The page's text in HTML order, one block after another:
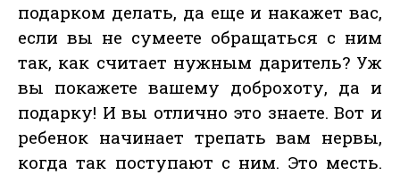
подарком делать, да еще и накажет вас,
если вы не сумеете обращаться с ним
так, как считает нужным даритель? Уж
вы покажете вашему доброхоту, да и
подарку! И вы отлично это знаете. Вот и
ребенок начинает трепать вам нервы,
когда так поступают с ним. Это месть.